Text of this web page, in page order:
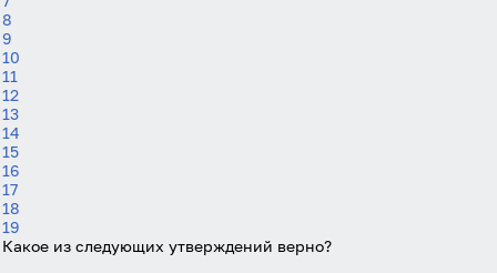
8
9
10
11
12
13
14
15
16
17
18
19
Какое из следующих утверждений верно?